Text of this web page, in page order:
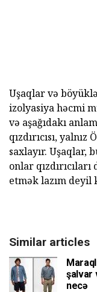
Uşaqlar və
izolyasiya həcmi
və aşağıdakı
qızdırıcısı,
saxlayır.
onlar
etmək lazım deyil
Similar articles
şalvar
necə